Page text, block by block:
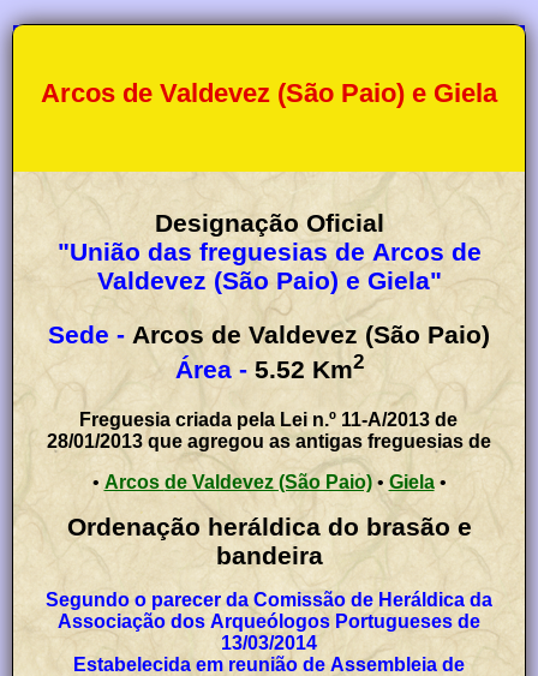
Arcos de Valdevez (São Paio) e Giela
Designação Oficial
"União das freguesias de Arcos de
Valdevez (São Paio) e Giela"
Sede - Arcos de Valdevez (São Paio)
Área - 5.52 Km2
Freguesia criada pela Lei n.º 11-A/2013 de
28/01/2013 que agregou as antigas freguesias de
•
Arcos de Valdevez (São Paio)• Giela•
Ordenação heráldica do brasão e
bandeira
Segundo o parecer da Comissão de Heráldica da
Associação dos Arqueólogos Portugueses de
13/03/2014
Estabelecida em reunião de Assembleia de